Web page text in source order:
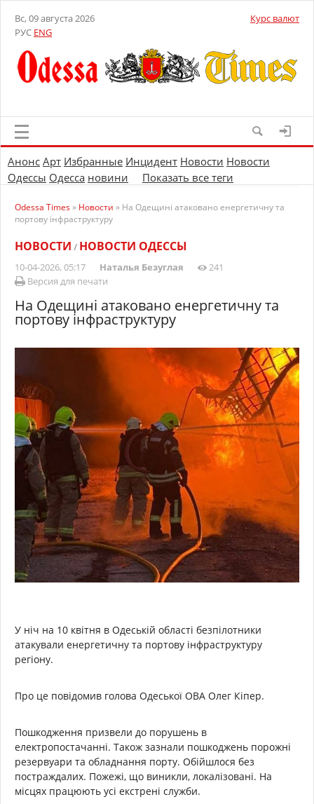
Вс, 09 августа 2026
РУС ENG
Курс валют
Анонс Арт Избранные Инцидент Новости Новости
Одессы Одесса новини Показать все теги
Odessa Times» Новости » На Одещині атаковано енергетичну та
портову інфраструктуру
НОВОСТИ / НОВОСТИ ОДЕССЫ
10-04-2026, 05:17 Наталья Безуглая
241
Версия для печати
На Одещині атаковано енергетичну та
портову інфраструктуру
У ніч на 10 квітня в Одеській області безпілотники
атакували енергетичну та портову інфраструктуру
регіону.
Про це повідомив голова Одеської ОВА Олег Кіпер.
Пошкодження призвели до порушень в
електропостачанні. Також зазнали пошкоджень порожні
резервуари та обладнання порту. Обійшлося без
постраждалих. Пожежі, що виникли, локалізовані. На
місцях працюють усі екстрені служби.